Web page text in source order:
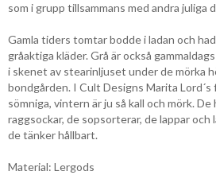
som i grupp tillsammans med andra juliga
Gamla tiders tomtar bodde i ladan och
gråaktiga kläder. Grå är också
i skenet av stearinljuset under de mörka
bondgården. I Cult Designs Marita
sömniga, vintern är ju så kall och mörk.
raggsockar, de sopsorterar, de lappar
de tänker hållbart.
Material: Lergods